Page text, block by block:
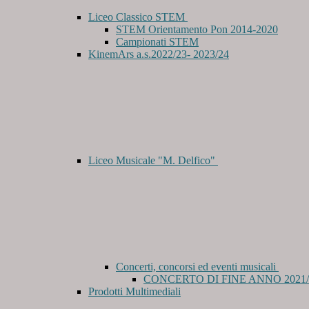
Liceo Classico STEM
STEM Orientamento Pon 2014-2020
Campionati STEM
KinemArs a.s.2022/23- 2023/24
Liceo Musicale "M. Delfico"
Concerti, concorsi ed eventi musicali
CONCERTO DI FINE ANNO
Prodotti Multimediali